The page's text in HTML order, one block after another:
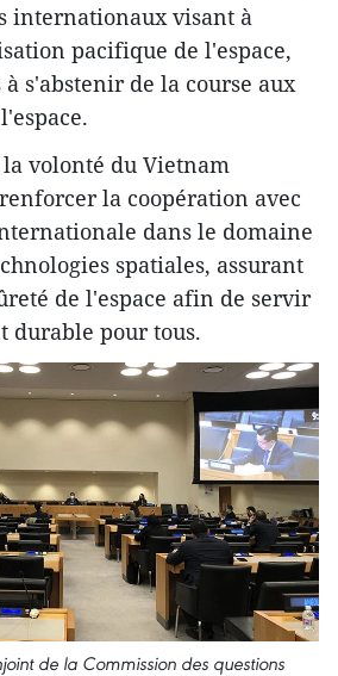
internationaux visant à
pacifique de l'espace,
s'abstenir de la course aux
volonté du Vietnam
la coopération avec
dans le domaine
spatiales, assurant
de l'espace afin de servir
durable pour tous.
de la Commission des questions